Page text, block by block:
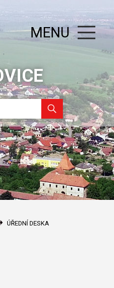
MENU
ÚŘEDNÍ DESKA